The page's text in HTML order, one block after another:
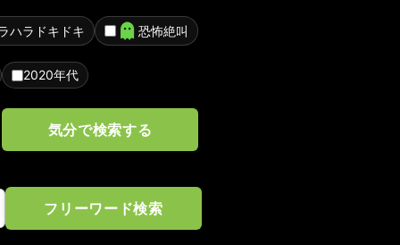
ハラドキドキ 恐怖絶叫
2020年代
気分で検索する
フリーワード検索